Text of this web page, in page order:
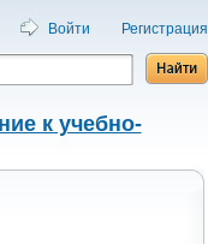
Войти Регистрация
к учебно-